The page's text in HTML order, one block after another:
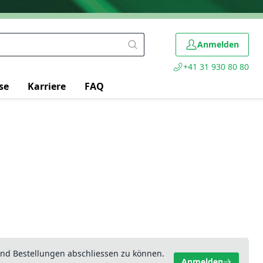
Anmelden
+41 31 930 80 80
Karriere FAQ
Bestellungen abschliessen zu können.